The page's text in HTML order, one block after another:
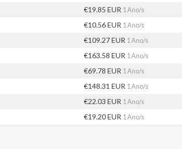
€19.85 EUR 1 Ano/s
€10.56 EUR 1 Ano/s
€109.27 EUR 1 Ano/s
€163.58 EUR 1 Ano/s
€69.78 EUR 1 Ano/s
€148.31 EUR 1 Ano/s
€22.03 EUR 1 Ano/s
€19.20 EUR 1 Ano/s